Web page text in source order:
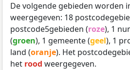
De volgende gebieden worden
weergegeven: 18
postcode5gebieden (roze), 1
(groen), 1 gemeente (geel), 1
land (oranje). Het
het rood weergegeven.